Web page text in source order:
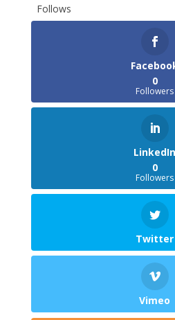
Follows
0
Followers
LinkedIn
0
Followers
Twitter
Vimeo